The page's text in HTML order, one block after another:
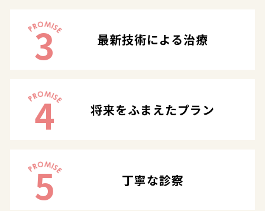
3 最新技術による治療
4 将来をふまえたプラン
5 丁寧な診察